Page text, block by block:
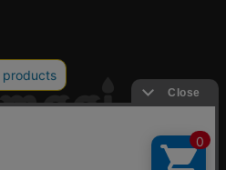
東京都公安委員会 第303311606477号